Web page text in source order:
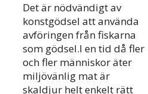
Det är nödvändigt av
konstgödsel att använda
avföringen från fiskarna
som gödsel.I en tid då fler
och fler människor äter
miljövänlig mat är
skaldjur helt enkelt rätt